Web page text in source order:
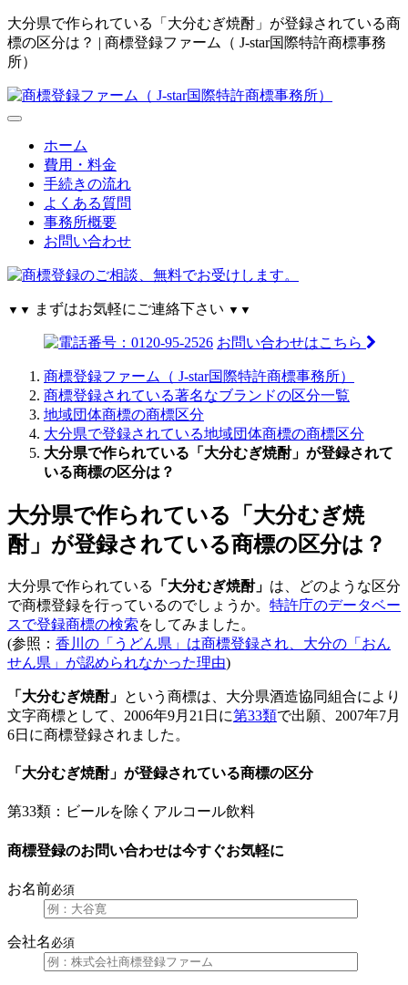
大分県で作られている「大分むぎ焼酎」が登録されている商
標の区分は？ | 商標登録ファーム（ J-star国際特許商標事務
所）
ホーム
費用・料金
手続きの流れ
よくある質問
事務所概要
お問い合わせ
▼▼ まずはお気軽にご連絡下さい ▼▼
お問い合わせはこちら
商標登録ファーム（ J-star国際特許商標事務所）
商標登録されている著名なブランドの区分一覧
地域団体商標の商標区分
大分県で登録されている地域団体商標の商標区分
大分県で作られている「大分むぎ焼酎」が登録されて
いる商標の区分は？
大分県で作られている「大分むぎ焼
酎」が登録されている商標の区分は？
大分県で作られている 「大分むぎ焼酎」 は、どのような区分
で商標登録を行っているのでしょうか。 特許庁のデータベー
スで登録商標の検索をしてみました。
(参照： 香川の「うどん県」は商標登録され、大分の「おん
せん県」が認められなかった理由)
「大分むぎ焼酎」 という商標は、大分県酒造協同組合により
文字商標として、2006年9月21日に第33類で出願、2007年7月
6日に商標登録されました。
「大分むぎ焼酎」が登録されている商標の区分
第33類：ビールを除くアルコール飲料
商標登録のお問い合わせは今すぐお気軽に
お名前必須
会社名 必須